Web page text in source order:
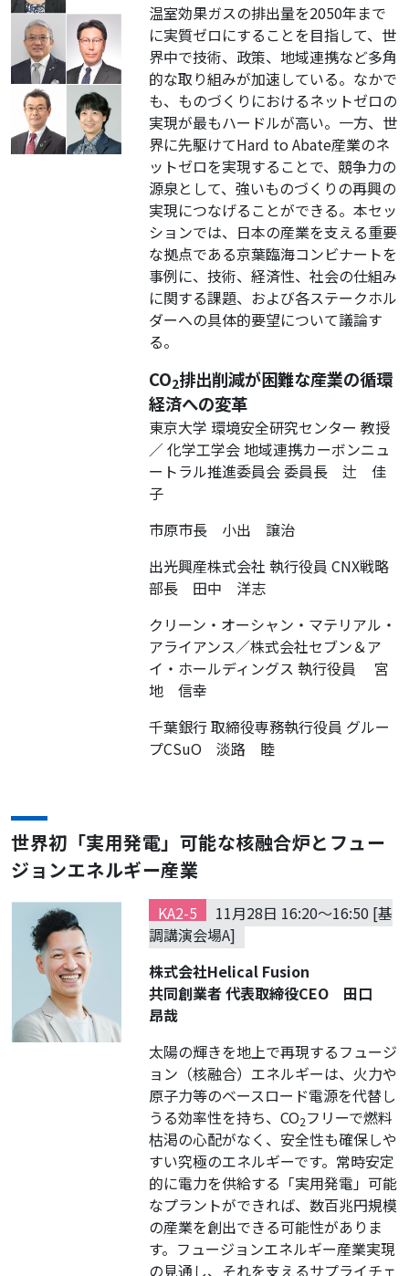
温室効果ガスの排出量を2050年まで
に実質ゼロにすることを目指して、世
界中で技術、政策、地域連携など多角
的な取り組みが加速している。なかで
も、ものづくりにおけるネットゼロの
実現が最もハードルが高い。一方、世
界に先駆けてHard to Abate産業のネ
ットゼロを実現することで、競争力の
源泉として、強いものづくりの再興の
実現につなげることができる。本セッ
ションでは、日本の産業を支える重要
な拠点である京葉臨海コンビナートを
事例に、技術、経済性、社会の仕組み
に関する課題、および各ステークホル
ダーへの具体的要望について議論す
る。
CO2排出削減が困難な産業の循環
経済への変革
東京大学 環境安全研究センター 教授
／ 化学工学会 地域連携カーボンニュ
ートラル推進委員会 委員長 辻 佳
子
市原市長 小出 譲治
出光興産株式会社 執行役員 CNX戦略
部長 田中 洋志
クリーン・オーシャン・マテリアル・
アライアンス／株式会社セブン＆ア
イ・ホールディングス 執行役員 宮
地 信幸
千葉銀行 取締役専務執行役員 グルー
プCSuO 淡路 睦
世界初「実用発電」可能な核融合炉とフュー
ジョンエネルギー産業
KA2-5
11月28日 16:20～16:50 [基
調講演会場A]
株式会社Helical Fusion
共同創業者 代表取締役CEO 田口
昂哉
太陽の輝きを地上で再現するフュージ
ョン（核融合）エネルギーは、火力や
原子力等のベースロード電源を代替し
うる効率性を持ち、CO2フリーで燃料
枯渇の心配がなく、安全性も確保しや
すい究極のエネルギーです。常時安定
的に電力を供給する「実用発電」可能
なプラントができれば、数百兆円規模
の産業を創出できる可能性がありま
す。フュージョンエネルギー産業実現
の見通し、それを支えるサプライチェ